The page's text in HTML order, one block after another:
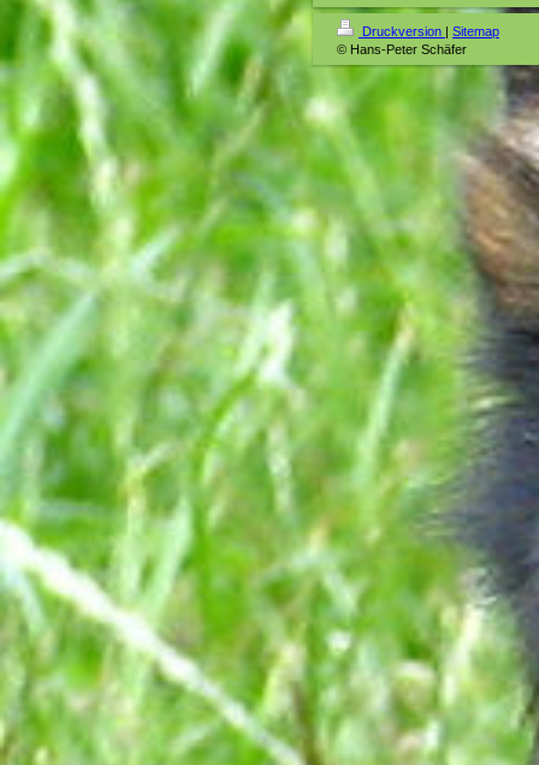
Druckversion | Sitemap
© Hans-Peter Schäfer